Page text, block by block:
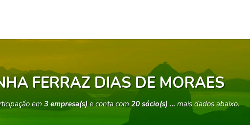
FERRAZ DIAS DE MORAES
em 3 empresa(s)e conta com 20 sócio(s) … mais dados abaixo.